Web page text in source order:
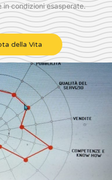
in condizioni esasperate.
della Vita